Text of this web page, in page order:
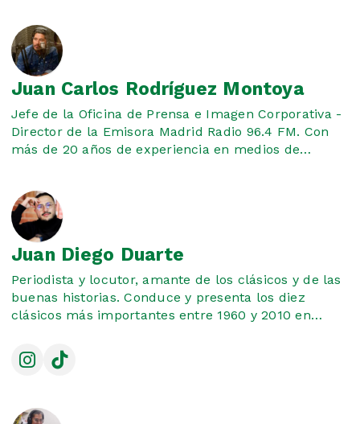
Juan Carlos Rodríguez Montoya
Jefe de la Oficina de Prensa e Imagen Corporativa -
Director de la Emisora Madrid Radio 96.4 FM. Con
más de 20 años de experiencia en medios de
Juan Diego Duarte
Periodista y locutor, amante de los clásicos y de las
buenas historias. Conduce y presenta los diez
clásicos más importantes entre 1960 y 2010 en
mañana a 12:00 del mediodía, con una selección
curada con alma de locutor y mirada de periodista.